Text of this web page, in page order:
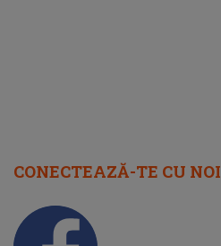
CONECTEAZĂ-TE CU NOI